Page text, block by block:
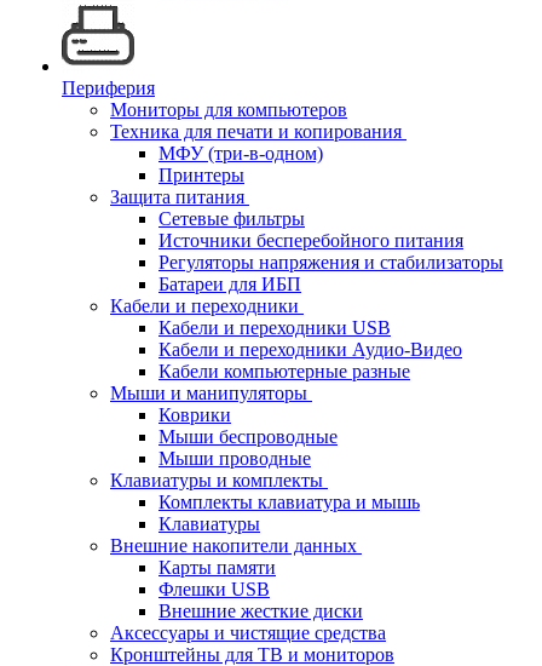
Периферия
Мониторы для компьютеров
Техника для печати и копирования
МФУ (три-в-одном)
Принтеры
Защита питания
Сетевые фильтры
Источники бесперебойного питания
Регуляторы напряжения и стабилизаторы
Батареи для ИБП
Кабели и переходники
Кабели и переходники USB
Кабели и переходники Аудио-Видео
Кабели компьютерные разные
Мыши и манипуляторы
Коврики
Мыши беспроводные
Мыши проводные
Клавиатуры и комплекты
Комплекты клавиатура и мышь
Клавиатуры
Внешние накопители данных
Карты памяти
Флешки USB
Внешние жесткие диски
Аксессуары и чистящие средства
Кронштейны для ТВ и мониторов